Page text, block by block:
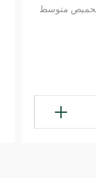
تحميص متوسط